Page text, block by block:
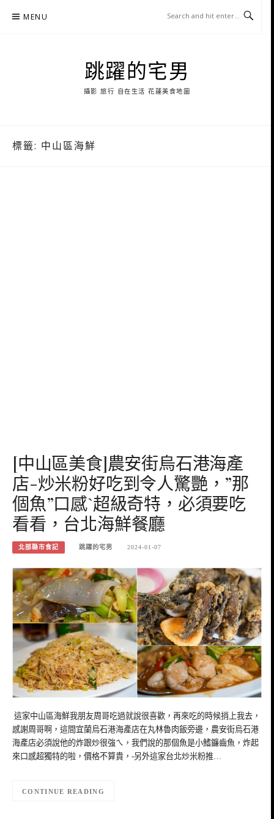
MENU
跳躍的宅男
攝影 旅行 自在生活 花蓮美食地圖
標籤: 中山區海鮮
[中山區美食]農安街烏石港海產
店-炒米粉好吃到令人驚艷，”那
個魚”口感ˋ超級奇特，必須要吃
看看，台北海鮮餐廳
北部縣市食記 跳躍的宅男 2024-01-07
這家中山區海鮮我朋友周哥吃過就說很喜歡，再來吃的時候捎上我去，
感謝周哥啊，這間宜蘭烏石港海產店在丸林魯肉飯旁邊，農安街烏石港
海產店必須說他的炸跟炒很強ㄟ，我們說的那個魚是小鰭鐮齒魚，炸起
來口感超獨特的啦，價格不算貴，-另外這家台北炒米粉推…
CONTINUE READING